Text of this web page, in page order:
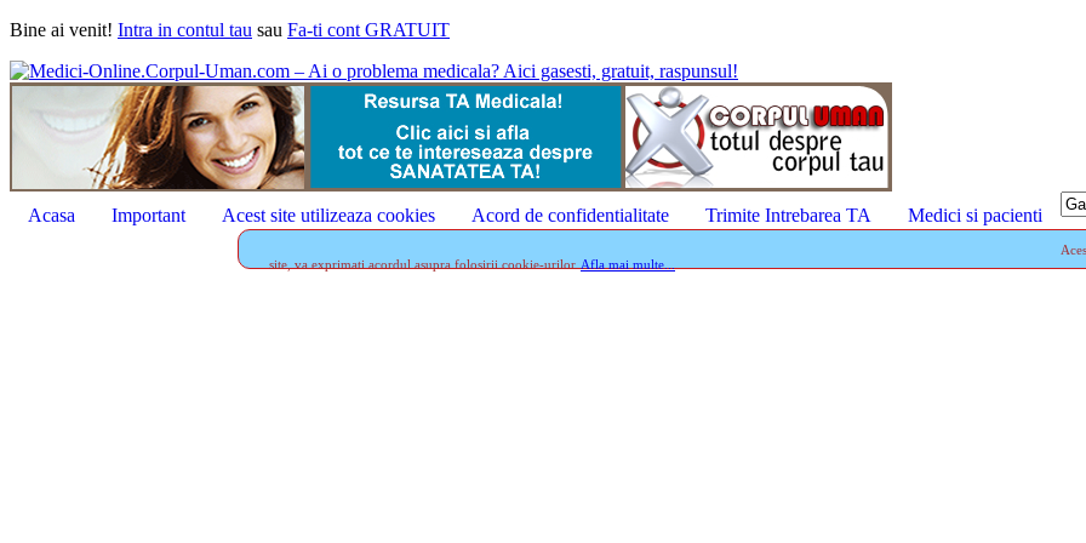
Bine ai venit! Intra in contul tau sau Fa-ti cont GRATUIT
Acasa Important Acest site utilizeaza cookies Acord de confidentialitate Trimite Intrebarea TA Medici si pacienti
site, va exprimati acordul asupra folosirii cookie-urilor. Afla mai multe...